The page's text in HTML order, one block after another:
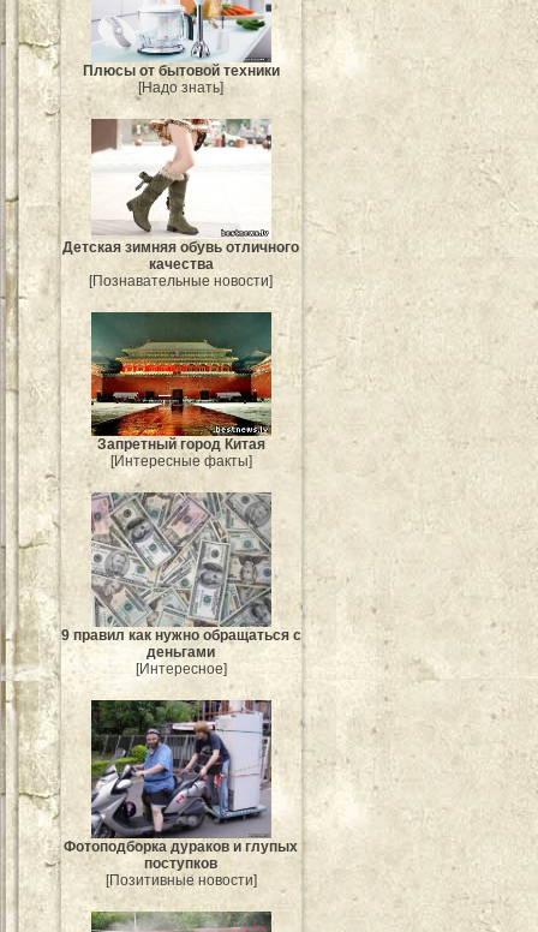
Плюсы от бытовой техники
[Надо знать]
Детская зимняя обувь отличного
качества
[Познавательные новости]
Запретный город Китая
[Интересные факты]
9 правил как нужно обращаться с
деньгами
[Интересное]
Фотоподборка дураков и глупых
поступков
[Позитивные новости]